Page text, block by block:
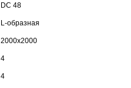
DC 48
L-образная
2000x2000
4
4